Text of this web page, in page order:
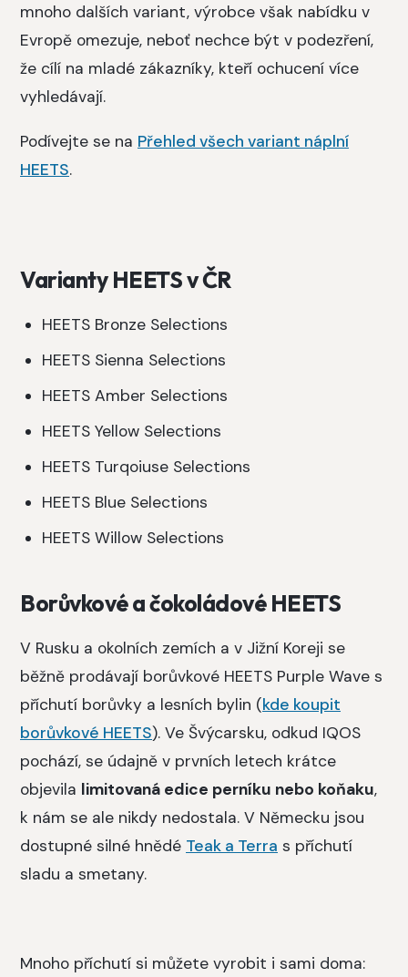
mnoho dalších variant, výrobce však nabídku v
Evropě omezuje, neboť nechce být v podezření,
že cílí na mladé zákazníky, kteří ochucení více
vyhledávají.
Podívejte se na Přehled všech variant náplní
HEETS.
Varianty HEETS v ČR
HEETS Bronze Selections
HEETS Sienna Selections
HEETS Amber Selections
HEETS Yellow Selections
HEETS Turqoiuse Selections
HEETS Blue Selections
HEETS Willow Selections
Borůvkové a čokoládové HEETS
V Rusku a okolních zemích a v Jižní Koreji se
běžně prodávají borůvkové HEETS Purple Wave s
příchutí borůvky a lesních bylin (kde koupit
borůvkové HEETS). Ve Švýcarsku, odkud IQOS
pochází, se údajně v prvních letech krátce
objevila limitovaná edice perníku nebo koňaku,
k nám se ale nikdy nedostala. V Německu jsou
dostupné silné hnědé Teak a Terra s příchutí
sladu a smetany.
Mnoho příchutí si můžete vyrobit i sami doma: